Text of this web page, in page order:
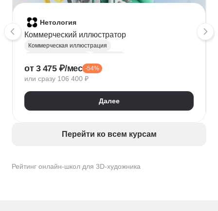
Рейтинг онлайн-школ для 3D-художника
Нетология
Коммерческий иллюстратор
Коммерческая иллюстрация
Adobe Illustrator
ProCreate
Скетчинг
After Effects
Cinema 4D
InDesign
Анимация персонажей
3D-художник
от 3 475 ₽/мес -54%
или сразу 106 400 ₽
Далее
Перейти ко всем курсам